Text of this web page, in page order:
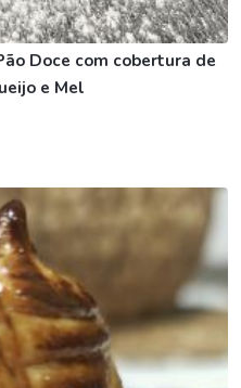
Doce com cobertura de
e Mel